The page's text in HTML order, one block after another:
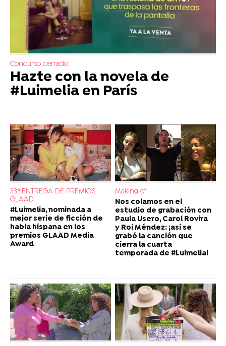
Concurso cerrado
Hazte con la novela de
#Luimelia en París
33ª ENTREGA DE PREMIOS
GLAAD
#Luimelia, nominada a
mejor serie de ficción de
habla hispana en los
premios GLAAD Media
Award
Making of
Nos colamos en el
estudio de grabación con
Paula Usero, Carol Rovira
y Roi Méndez: ¡así se
grabó la canción que
cierra la cuarta
temporada de #Luimelia!